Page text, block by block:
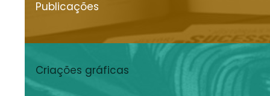
Publicações
Criações gráficas